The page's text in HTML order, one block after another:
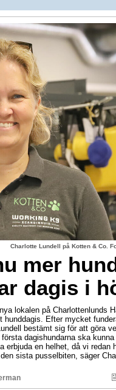
Charlotte Lundell på Kotten & Co.
mer
dagis i
lokalen på Charlottenlunds
Efter mycket
bestämt sig för att göra
dagishundarna ska
erbjuda en helhet, då vi redan
sista pusselbiten, säger